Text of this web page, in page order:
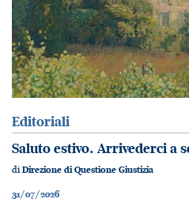
Editoriali
Saluto estivo. Arrivederci a
diDirezione di Questione Giustizia
31/07/2026